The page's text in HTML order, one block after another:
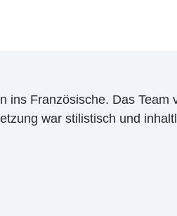
ins Französische. Das Team
war stilistisch und